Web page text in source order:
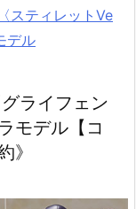
スティレットVe
デル
ライフェン
モデル【コ
》